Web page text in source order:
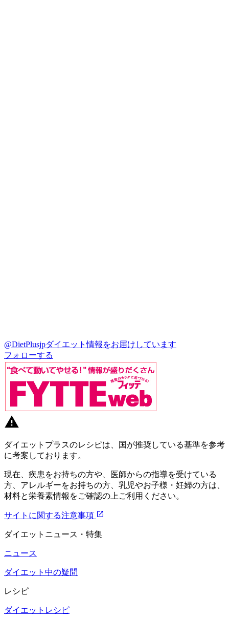
@DietPlusjpダイエット情報をお届けしています
フォローする
ダイエットプラスのレシピは、国が推奨している基準を参考
に考案しております。
現在、疾患をお持ちの方や、医師からの指導を受けている
方、アレルギーをお持ちの方、乳児やお子様・妊婦の方は、
材料と栄養素情報をご確認の上ご利用ください。
サイトに関する注意事項
ダイエットニュース・特集
ニュース
ダイエット中の疑問
レシピ
ダイエットレシピ